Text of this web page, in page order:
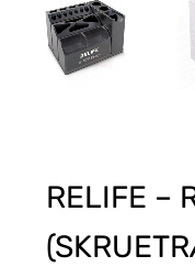
RELIFE –